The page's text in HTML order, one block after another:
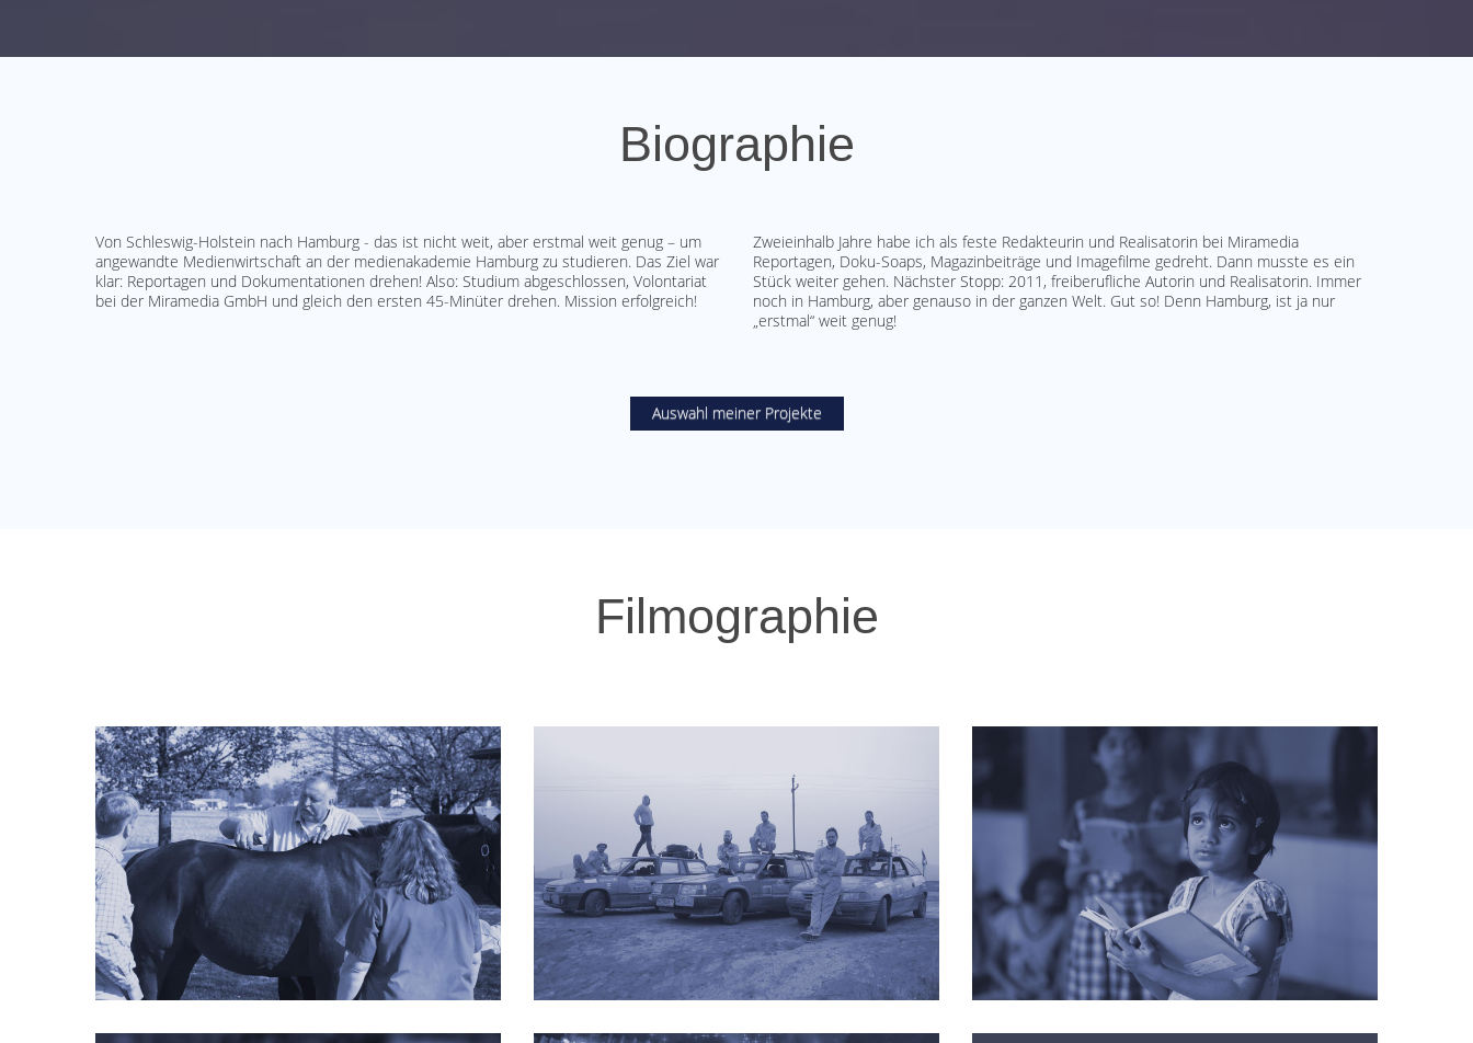
Biographie
Von Schleswig-Holstein nach Hamburg - das ist nicht weit, aber erstmal weit genug – um
angewandte Medienwirtschaft an der medienakademie Hamburg zu studieren. Das Ziel war
klar: Reportagen und Dokumentationen drehen! Also: Studium abgeschlossen, Volontariat
bei der Miramedia GmbH und gleich den ersten 45-Minüter drehen. Mission erfolgreich!
Zweieinhalb Jahre habe ich als feste Redakteurin und Realisatorin bei Miramedia
Reportagen, Doku-Soaps, Magazinbeiträge und Imagefilme gedreht. Dann musste es ein
Stück weiter gehen. Nächster Stopp: 2011, freiberufliche Autorin und Realisatorin. Immer
noch in Hamburg, aber genauso in der ganzen Welt. Gut so! Denn Hamburg, ist ja nur
„erstmal“ weit genug!
Auswahl meiner Projekte
Filmographie